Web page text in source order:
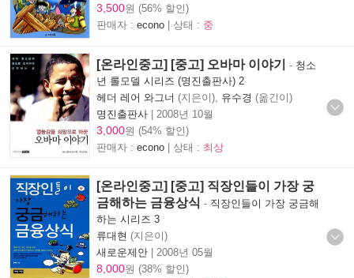
3,500원 (56% 할인)
판매자 : econo | 상태 : 중
[온라인중고] [중고] 오바마 이야기 - 청소
년 롤모델 시리즈 (명진출판사) 2
헤더 레어 와그너 (지은이), 유수경 (옮긴이)
명진출판사 | 2008년 10월
3,000원 (54% 할인)
판매자 : econo | 상태 : 최상
[온라인중고] [중고] 직장인들이 가장 궁
금해하는 금융상식 - 직장인들이 가장 궁금해
하는 시리즈 3
류대현 (지은이)
새로운제안 | 2008년 05월
8,000원 (38% 할인)